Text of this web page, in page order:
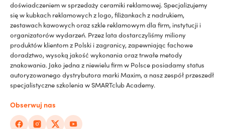
doświadczeniem w sprzedaży ceramiki reklamowej. Specjalizujemy
się w kubkach reklamowych z logo, filiżankach z nadrukiem,
zestawach kawowych oraz szkle reklamowym dla firm, instytucji i
organizatorów wydarzeń. Przez lata dostarczyliśmy miliony
produktów klientom z Polski i zagranicy, zapewniając fachowe
doradztwo, wysoką jakość wykonania oraz trwałe metody
znakowania. Jako jedna z niewielu firm w Polsce posiadamy status
autoryzowanego dystrybutora marki Maxim, a nasz zespół przeszedł
specjalistyczne szkolenia w SMARTclub Academy.
Obserwuj nas